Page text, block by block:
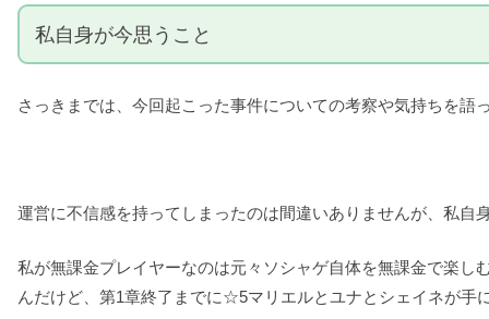
私自身が今思うこと
さっきまでは、今回起こった事件についての考察や気持ちを
運営に不信感を持ってしまったのは間違いありませんが、私
私が無課金プレイヤーなのは元々ソシャゲ自体を無課金で楽
んだけど、第1章終了までに☆5マリエルとユナとシェイネが